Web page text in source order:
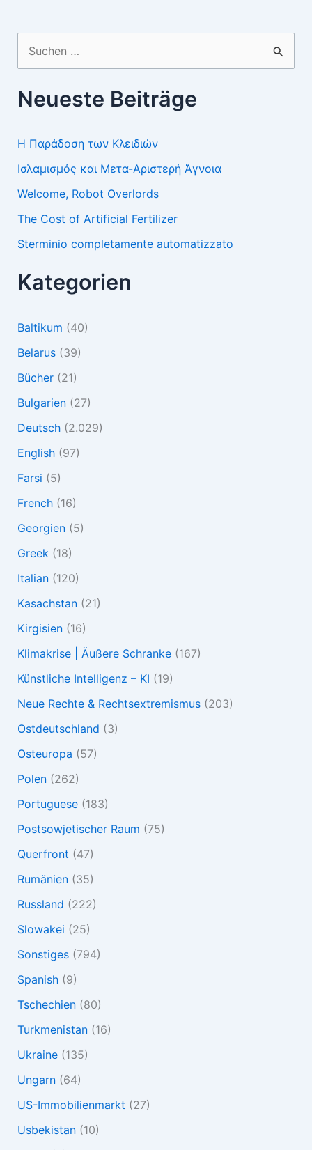
nach:
Neueste Beiträge
Η Παράδοση των Κλειδιών
Ισλαμισμός και Μετα-Αριστερή Άγνοια
Welcome, Robot Overlords
The Cost of Artificial Fertilizer
Sterminio completamente automatizzato
Kategorien
Baltikum (40)
Belarus(39)
Bücher(21)
Bulgarien(27)
Deutsch(2.029)
English(97)
Farsi (5)
French(16)
Georgien(5)
Greek (18)
Italian(120)
Kasachstan(21)
Kirgisien(16)
Klimakrise | Äußere Schranke(167)
Künstliche Intelligenz – KI (19)
Neue Rechte & Rechtsextremismus(203)
Ostdeutschland (3)
Osteuropa (57)
Polen(262)
Portuguese(183)
Postsowjetischer Raum (75)
Querfront (47)
Rumänien(35)
Russland (222)
Slowakei (25)
Sonstiges(794)
Spanish(9)
Tschechien(80)
Turkmenistan(16)
Ukraine(135)
Ungarn(64)
US-Immobilienmarkt (27)
Usbekistan(10)